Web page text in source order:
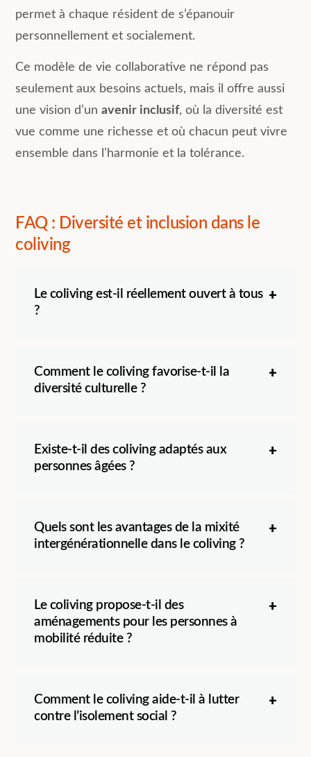
permet à chaque résident de s’épanouir
personnellement et socialement.
Ce modèle de vie collaborative ne répond pas
seulement aux besoins actuels, mais il offre aussi
une vision d’unavenir inclusif, où la diversité est
vue comme une richesse et où chacun peut vivre
ensemble dans l’harmonie et la tolérance.
FAQ : Diversité et inclusion dans le
coliving
Le coliving est-il réellement ouvert à tous
?
Comment le coliving favorise-t-il la
diversité culturelle ?
Existe-t-il des coliving adaptés aux
personnes âgées ?
Quels sont les avantages de la mixité
intergénérationnelle dans le coliving ?
Le coliving propose-t-il des
aménagements pour les personnes à
mobilité réduite ?
Comment le coliving aide-t-il à lutter
contre l’isolement social ?